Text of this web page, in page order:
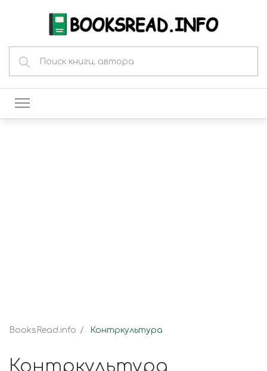
BooksRead.info Контркультура
Контркультура